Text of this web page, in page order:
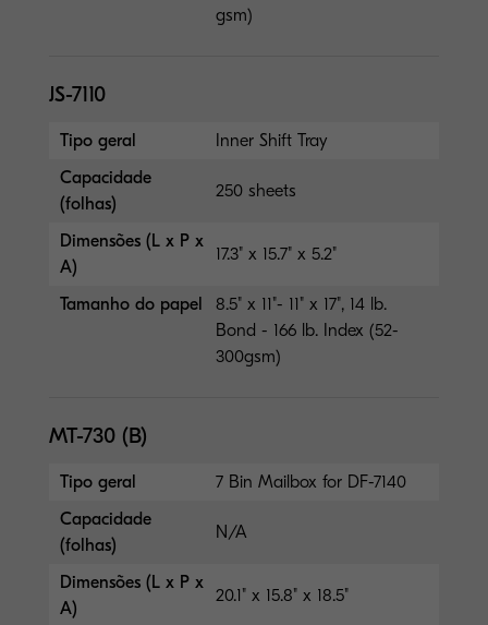
gsm)
JS-7110
Tipo geral
Inner Shift Tray
Capacidade
(folhas)
250 sheets
Dimensões (L x P x
A)
17.3" x 15.7" x 5.2"
Tamanho do papel
8.5" x 11"- 11" x 17", 14 lb.
Bond - 166 lb. Index (52-
300gsm)
MT-730 (B)
Tipo geral
7 Bin Mailbox for DF-7140
Capacidade
(folhas)
N/A
Dimensões (L x P x
A)
20.1" x 15.8" x 18.5"